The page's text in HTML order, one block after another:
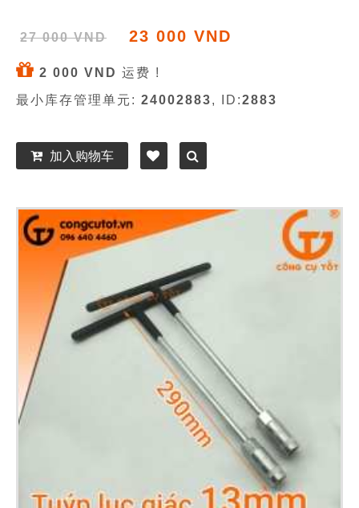
27 000 VND 23 000 VND
2 000 VND 运费 !
最小库存管理单元: 24002883, ID:2883
加入购物车